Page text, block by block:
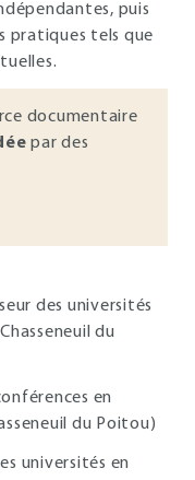
puis
pratiques tels que
documentaire
par des
des universités
du
en
du Poitou)
universités en